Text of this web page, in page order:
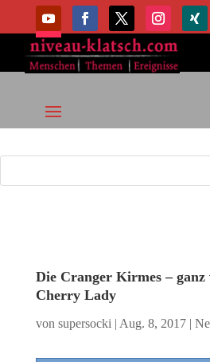
Die Cranger Kirmes –
Cherry Lady
von supersocki | Aug. 8, 2017|